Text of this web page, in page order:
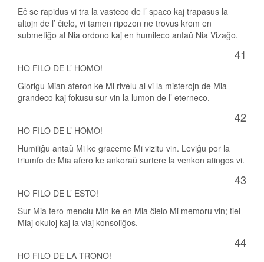
Eĉ se rapidus vi tra la vasteco de l’ spaco kaj trapasus la
altojn de l’ ĉielo, vi tamen ripozon ne trovus krom en
submetiĝo al Nia ordono kaj en humileco antaŭ Nia Vizaĝo.
41
HO FILO DE L’ HOMO!
Glorigu Mian aferon ke Mi rivelu al vi la misterojn de Mia
grandeco kaj fokusu sur vin la lumon de l’ eterneco.
42
HO FILO DE L’ HOMO!
Humiliĝu antaŭ Mi ke graceme Mi vizitu vin. Leviĝu por la
triumfo de Mia afero ke ankoraŭ surtere la venkon atingos vi.
43
HO FILO DE L’ ESTO!
Sur Mia tero menciu Min ke en Mia ĉielo Mi memoru vin; tiel
Miaj okuloj kaj la viaj konsoliĝos.
44
HO FILO DE LA TRONO!